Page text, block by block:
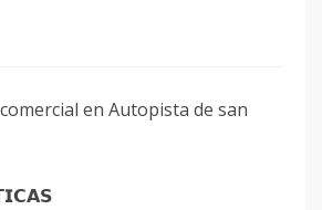
en Autopista de san